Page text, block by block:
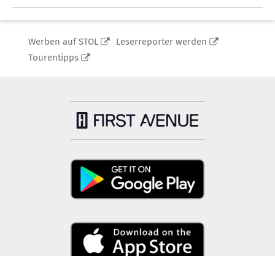
Werben auf STOL
Leserreporter werden
Tourentipps